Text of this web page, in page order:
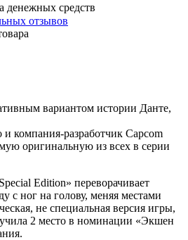
денежных средств
отзывов
вариантом истории Данте,
и компания-разработчик Capcom
оригинальную из всех в серии
Edition» переворачивает
с ног на голову, меняя местами
не специальная версия игры,
2 место в номинации «Экшен